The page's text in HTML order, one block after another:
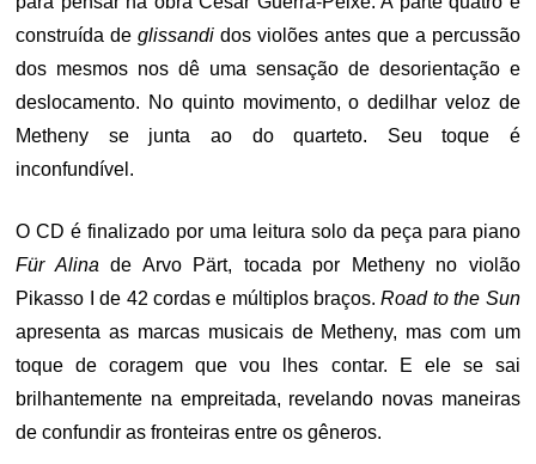
construída deglissandi dos violões antes que a percussão
dos mesmos nos dê uma sensação de desorientação e
deslocamento. No quinto movimento, o dedilhar veloz de
Metheny se junta ao do quarteto. Seu toque é
inconfundível.
O CD é finalizado por uma leitura solo da peça para piano
Für Alina de Arvo Pärt, tocada por Metheny no violão
Pikasso I de 42 cordas e múltiplos braços.Road to the Sun
apresenta as marcas musicais de Metheny, mas com um
toque de coragem que vou lhes contar. E ele se sai
brilhantemente na empreitada, revelando novas maneiras
de confundir as fronteiras entre os gêneros.